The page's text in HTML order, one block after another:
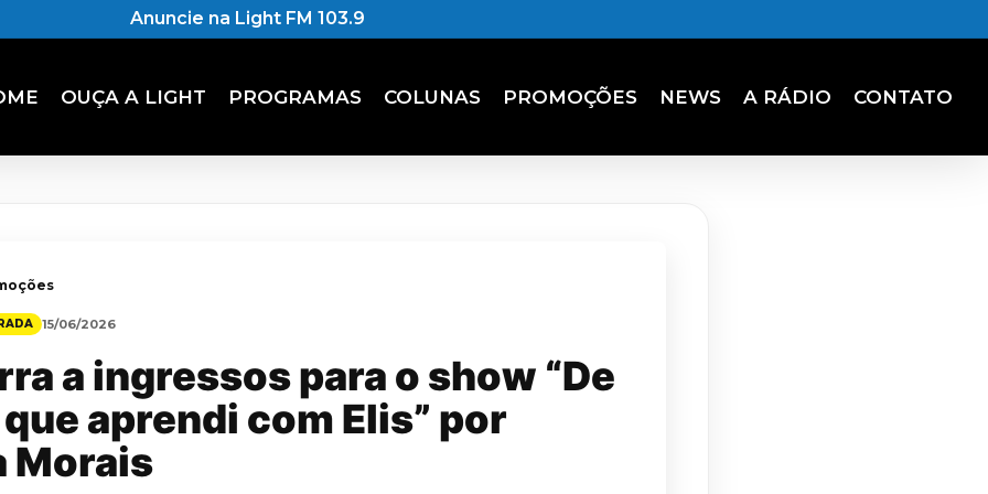
Anuncie na Light FM 103.9
OUÇA A LIGHT PROGRAMAS COLUNAS PROMOÇÕES NEWS A RÁDIO CONTATO
15/06/2026
a ingressos para o show “De
aprendi com Elis” por
Morais